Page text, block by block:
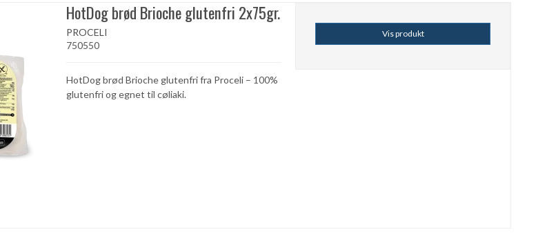
HotDog brød Brioche glutenfri 2x75gr.
PROCELI
750550
HotDog brød Brioche glutenfri fra Proceli – 100%
glutenfri og egnet til cøliaki.
Vis produkt